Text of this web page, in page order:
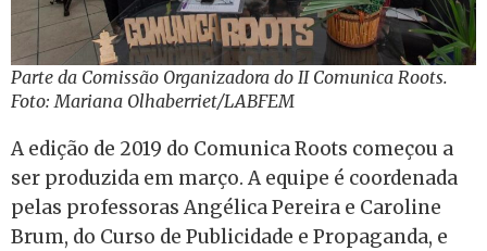
Parte da Comissão Organizadora do II Comunica Roots.
Foto: Mariana Olhaberriet/LABFEM
A edição de 2019 do Comunica Roots começou a
ser produzida em março. A equipe é coordenada
pelas professoras Angélica Pereira e Caroline
Brum, do Curso de Publicidade e Propaganda, e